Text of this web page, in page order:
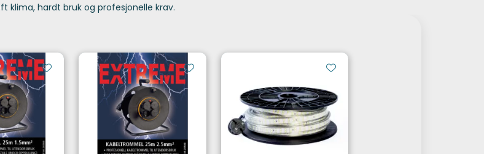
klima, hardt bruk og profesjonelle krav.